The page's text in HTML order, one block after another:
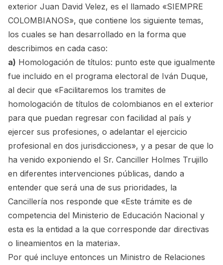
exterior Juan David Velez, es el llamado «SIEMPRE
COLOMBIANOS», que contiene los siguiente temas,
los cuales se han desarrollado en la forma que
describimos en cada caso:
a) Homologación de títulos: punto este que igualmente
fue incluido en el programa electoral de Iván Duque,
al decir que «Facilitaremos los tramites de
homologación de títulos de colombianos en el exterior
para que puedan regresar con facilidad al país y
ejercer sus profesiones, o adelantar el ejercicio
profesional en dos jurisdicciones», y a pesar de que lo
ha venido exponiendo el Sr. Canciller Holmes Trujillo
en diferentes intervenciones públicas, dando a
entender que será una de sus prioridades, la
Cancillería nos responde que «Este trámite es de
competencia del Ministerio de Educación Nacional y
esta es la entidad a la que corresponde dar directivas
o lineamientos en la materia».
Por qué incluye entonces un Ministro de Relaciones